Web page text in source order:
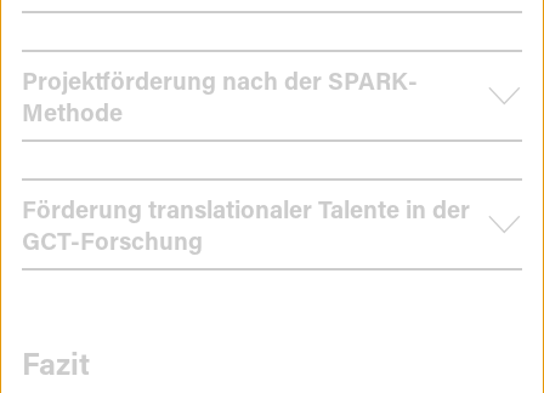
Projektförderung nach der SPARK-
Methode
Förderung translationaler Talente in der
GCT-Forschung
Fazit